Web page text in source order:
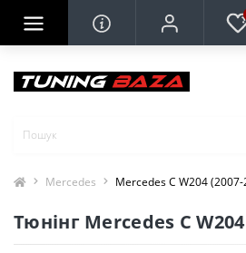
Mercedes Mercedes C W204 (2007-
Тюнінг Mercedes C